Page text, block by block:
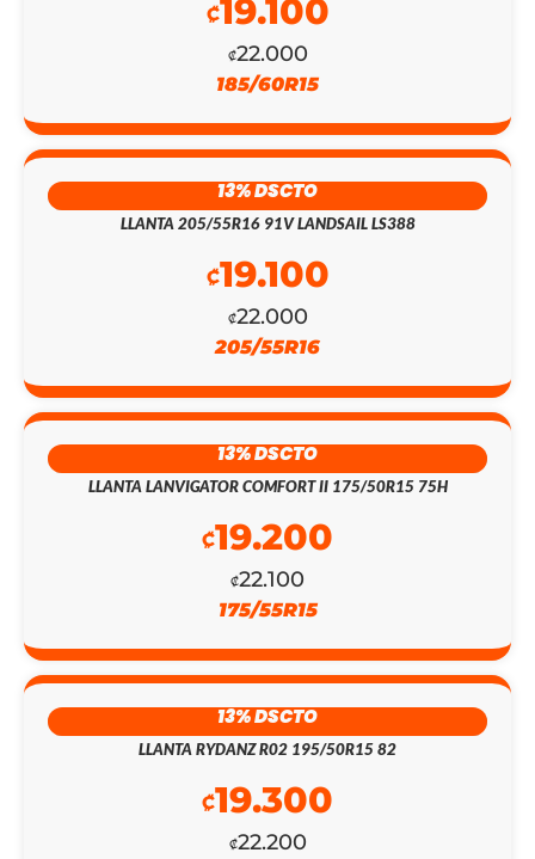
₡22.000
₡19.100
185/60R15
13% DSCTO
LLANTA 205/55R16 91V LANDSAIL LS388
₡22.000
₡19.100
205/55R16
13% DSCTO
LLANTA LANVIGATOR COMFORT II 175/50R15 75H
₡22.100
₡19.200
175/55R15
13% DSCTO
LLANTA RYDANZ R02 195/50R15 82
₡22.200
₡19.300
ERA:
₡148.700.
ES:
₡129.300.